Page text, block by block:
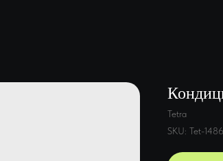
Tetra
SKU: Tet-